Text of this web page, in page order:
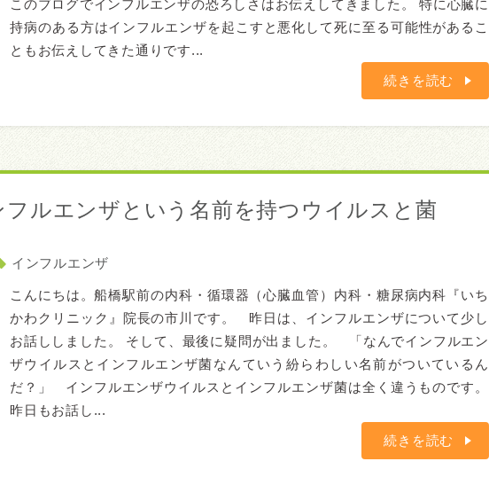
このブログでインフルエンザの恐ろしさはお伝えしてきました。 特に心臓に
持病のある方はインフルエンザを起こすと悪化して死に至る可能性があるこ
ともお伝えしてきた通りです...
続きを読む
フルエンザという名前を持つウイルスと菌
インフルエンザ
こんにちは。船橋駅前の内科・循環器（心臓血管）内科・糖尿病内科『いち
かわクリニック』院長の市川です。 昨日は、インフルエンザについて少し
お話ししました。 そして、最後に疑問が出ました。 「なんでインフルエン
ザウイルスとインフルエンザ菌なんていう紛らわしい名前がついているん
だ？」 インフルエンザウイルスとインフルエンザ菌は全く違うものです。
昨日もお話し...
続きを読む